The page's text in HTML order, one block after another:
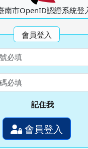
南市OpenID認證系統登
會員登入
記住我
會員登入